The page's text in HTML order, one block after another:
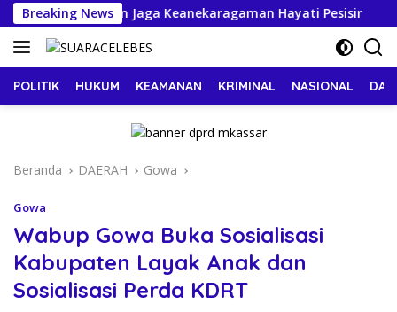
Langsung
ke
konten
Breaking News
Kepulauan Jaga Keanekaragaman Hayati Pesisir
POLITIK HUKUM KEAMANAN KRIMINAL NASIONAL
Beranda DAERAH Gowa
Gowa
Wabup Gowa Buka Sosialisasi
Kabupaten Layak Anak dan
Sosialisasi Perda KDRT